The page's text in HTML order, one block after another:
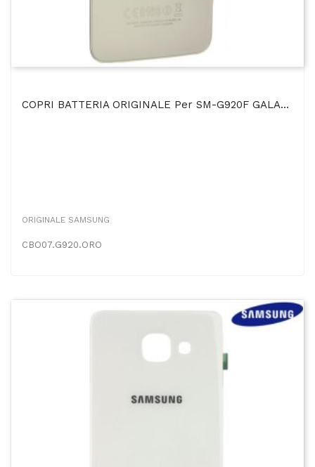
COPRI BATTERIA ORIGINALE Per SM-G920F GALAXY S6 COLORE ORO BULK
ORIGINALE SAMSUNG
CBO07.G920.ORO